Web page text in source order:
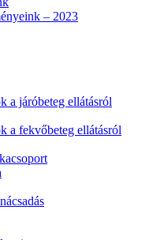
– 2023
a járóbeteg ellátásról
a fekvőbeteg ellátásról